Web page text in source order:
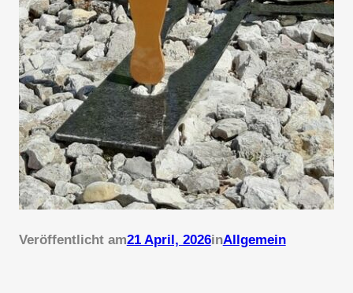
Veröffentlicht am21 April, 2026inAllgemein